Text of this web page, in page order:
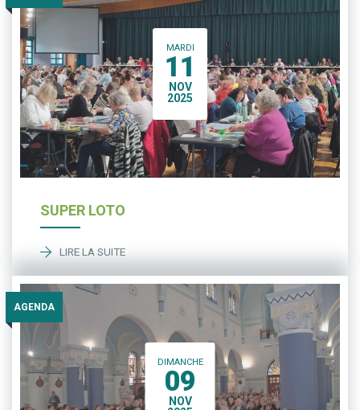
MARDI
11
NOV
2025
SUPER LOTO
LIRE LA SUITE
DIMANCHE
09
NOV
AGENDA